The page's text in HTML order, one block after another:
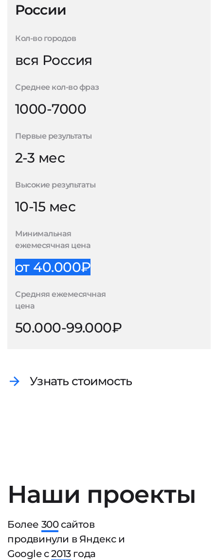
России
Кол-во городов
вся Россия
Среднее кол-во фраз
1000-7000
Первые результаты
2-3 мес
Высокие результаты
10-15 мес
Минимальная
ежемесячная цена
от 40.000₽
Средняя ежемесячная
цена
50.000-99.000₽
Узнать стоимость
Наши проекты
Более 300сайтов
продвинули в Яндекс и
Google с2013года